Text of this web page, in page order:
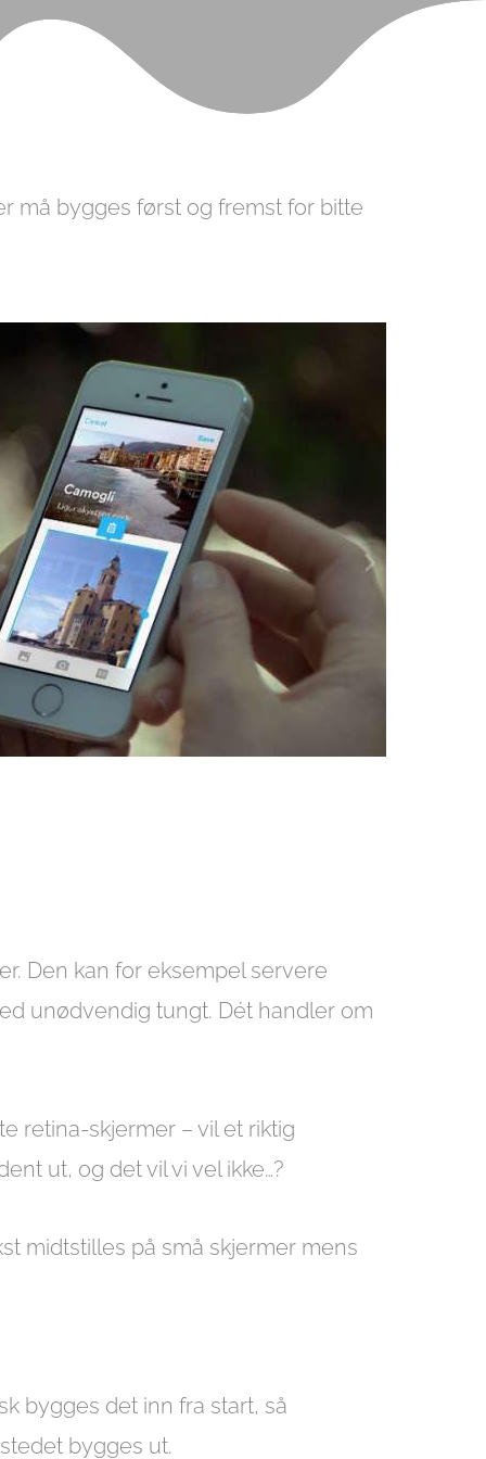
må bygges først og fremst for bitte
Den kan for eksempel servere
unødvendig tungt. Dét handler om
retina-skjermer – vil et riktig
ut, og det vil vi vel ikke…?
midtstilles på små skjermer mens
bygges det inn fra start, så
bygges ut.